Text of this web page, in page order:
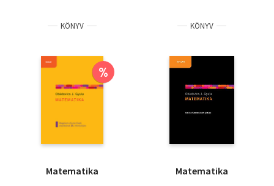
KÖNYV
%
Matematika
KÖNYV
Matematika